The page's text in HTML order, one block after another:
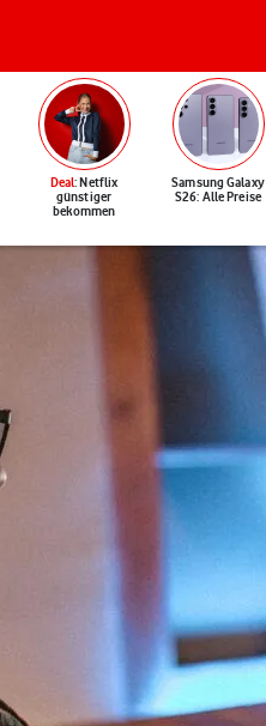
Deal: Netflix
günstiger
bekommen
Samsung Galaxy
S26: Alle Preise